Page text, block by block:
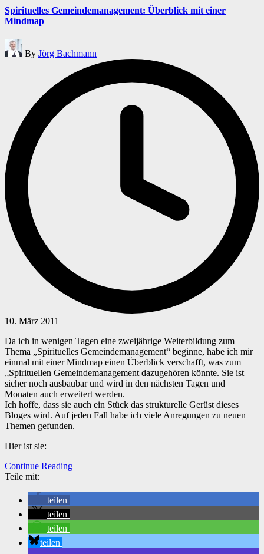
Spirituelles Gemeindemanagement: Überblick mit einer
Mindmap
Posted
by
By Jörg Bachmann
10. März 2011
Da ich in wenigen Tagen eine zweijährige Weiterbildung zum
Thema „Spirituelles Gemeindemanagement“ beginne, habe ich mir
einmal mit einer Mindmap einen Überblick verschafft, was zum
„Spirituellen Gemeindemanagement dazugehören könnte. Sie ist
sicher noch ausbaubar und wird in den nächsten Tagen und
Monaten auch erweitert werden.
Ich hoffe, dass sie auch ein Stück das strukturelle Gerüst dieses
Bloges wird. Auf jeden Fall habe ich viele Anregungen zu neuen
Themen gefunden.
Hier ist sie:
Continue Reading
Teile mit:
teilen
teilen
teilen
teilen